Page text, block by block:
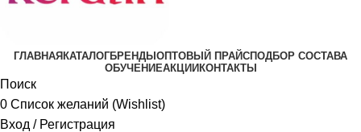
ГЛАВНАЯ КАТАЛОГБРЕНДЫ ОПТОВЫЙ ПРАЙСПОДБОР СОСТАВА
ОБУЧЕНИЕАКЦИИ КОНТАКТЫ
Поиск
0 Список желаний (Wishlist)
Вход / Регистрация